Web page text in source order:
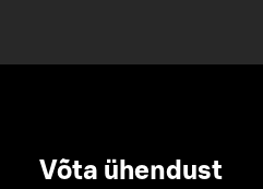
Võta ühendust